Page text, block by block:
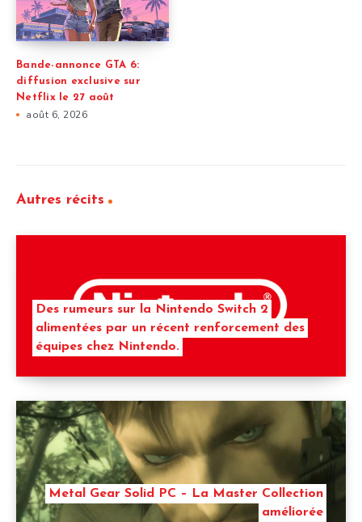
Bande-annonce GTA 6:
diffusion exclusive sur
Netflix le 27 août
août 6, 2026
Autres récits
Des rumeurs sur la Nintendo Switch 2
alimentées par un récent renforcement des
équipes chez Nintendo.
Metal Gear Solid PC – La Master Collection
améliorée